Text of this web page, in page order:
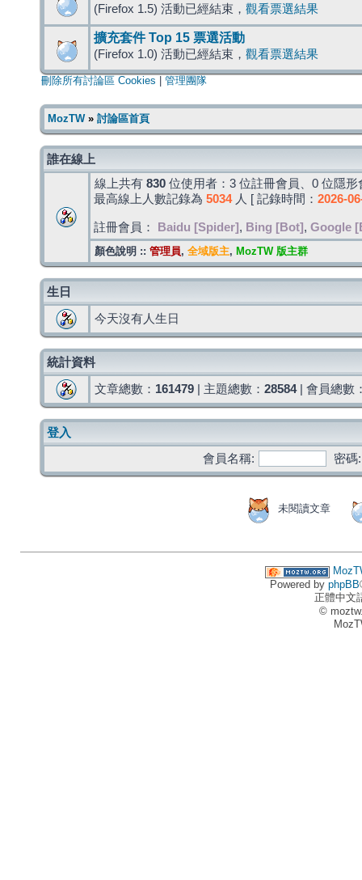
(Firefox 1.5) 活動已經結束， 觀看票選結果
擴充套件 Top 15 票選活動
(Firefox 1.0) 活動已經結束， 觀看票選結果
刪除所有討論區 Cookies 管理團隊
MozTW» 討論區首頁
誰在線上
線上共有 830 位使用者：3 位註冊會員、0 位隱
最高線上人數記錄為 5034人 [ 記錄時間： 2026-
註冊會員： Baidu [Spider] , Bing [Bot] , Google
顏色說明 :: 管理員, 全域版主, MozTW 版主群
生日
今天沒有人生日
統計資料
文章總數： 161479 | 主題總數： 28584| 會員總數
登入
會員名稱:
密碼:
未閱讀文章
Powered by phpBB
正體中文
©